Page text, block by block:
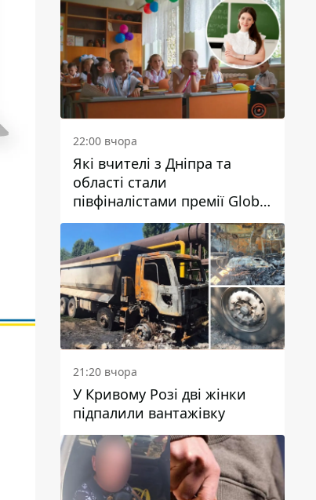
22:00 вчора
Які вчителі з Дніпра та
області стали
півфіналістами премії Global
Teacher Prize Ukraine 2026
21:20 вчора
У Кривому Розі дві жінки
підпалили вантажівку